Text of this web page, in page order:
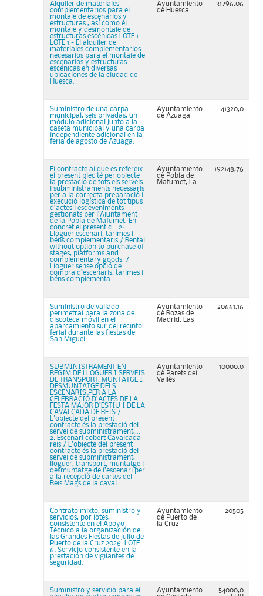
Alquiler de materiales
complementarios para el
montaje de escenarios y
estructuras , así como el
montaje y desmontaje de
estructuras escénicas LOTE 1:
LOTE 1.- El alquiler de
materiales complementarios
necesarios para el montaje de
escenarios y estructuras
escénicas en diversas
ubicaciones de la ciudad de
Huesca.
Ayuntamiento
de Huesca
31796,06
Suministro de una carpa
municipal, seis privadas, un
módulo adicional junto a la
caseta municipal y una carpa
independiente adicional en la
feria de agosto de Azuaga.
Ayuntamiento
de Azuaga
41320,0
El contracte al que es refereix
el present plec té per objecte
la prestació de tots els serveis
i subministraments necessaris
per a la correcta preparació i
execució logística de tot tipus
d’actes i esdeveniments
gestionats per l’Ajuntament
de la Pobla de Mafumet. En
concret el present c... 2:
Lloguer escenari, tarimes i
béns complementaris / Rental
without option to purchase of
stages, platforms and
complementary goods. /
Lloguer sense opció de
compra d’escenaris, tarimes i
béns complementa...
Ayuntamiento
de Pobla de
Mafumet, La
192148,76
Suministro de vallado
perimetral para la zona de
discoteca móvil en el
aparcamiento sur del recinto
ferial durante las fiestas de
San Miguel.
Ayuntamiento
de Rozas de
Madrid, Las
20661,16
SUBMINISTRAMENT EN
RÈGIM DE LLOGUER I SERVEIS
DE TRANSPORT, MUNTATGE I
DESMUNTATGE DELS
ESCENARIS PER A LA
CELEBRACIÓ D’ACTES DE LA
FESTA MAJOR D’ESTIU I DE LA
CAVALCADA DE REIS /
L'objecte del present
contracte és la prestació del
servei de subministrament,...
2: Escenari cobert Cavalcada
reis / L'objecte del present
contracte és la prestació del
servei de subministrament,
lloguer, transport, muntatge i
desmuntatge de l’escenari per
a la recepció de cartes del
Reis Mags de la caval...
Ayuntamiento
de Parets del
Vallès
10000,0
Contrato mixto, suministro y
servicios, por lotes,
consistente en el Apoyo
Técnico a la organización de
las Grandes Fiestas de julio de
Puerto de la Cruz 2026. LOTE
6: Servicio consistente en la
prestación de vigilantes de
seguridad.
Ayuntamiento
de Puerto de
la Cruz
20505
Suministro y servicio para el
Ayuntamiento
54000,0